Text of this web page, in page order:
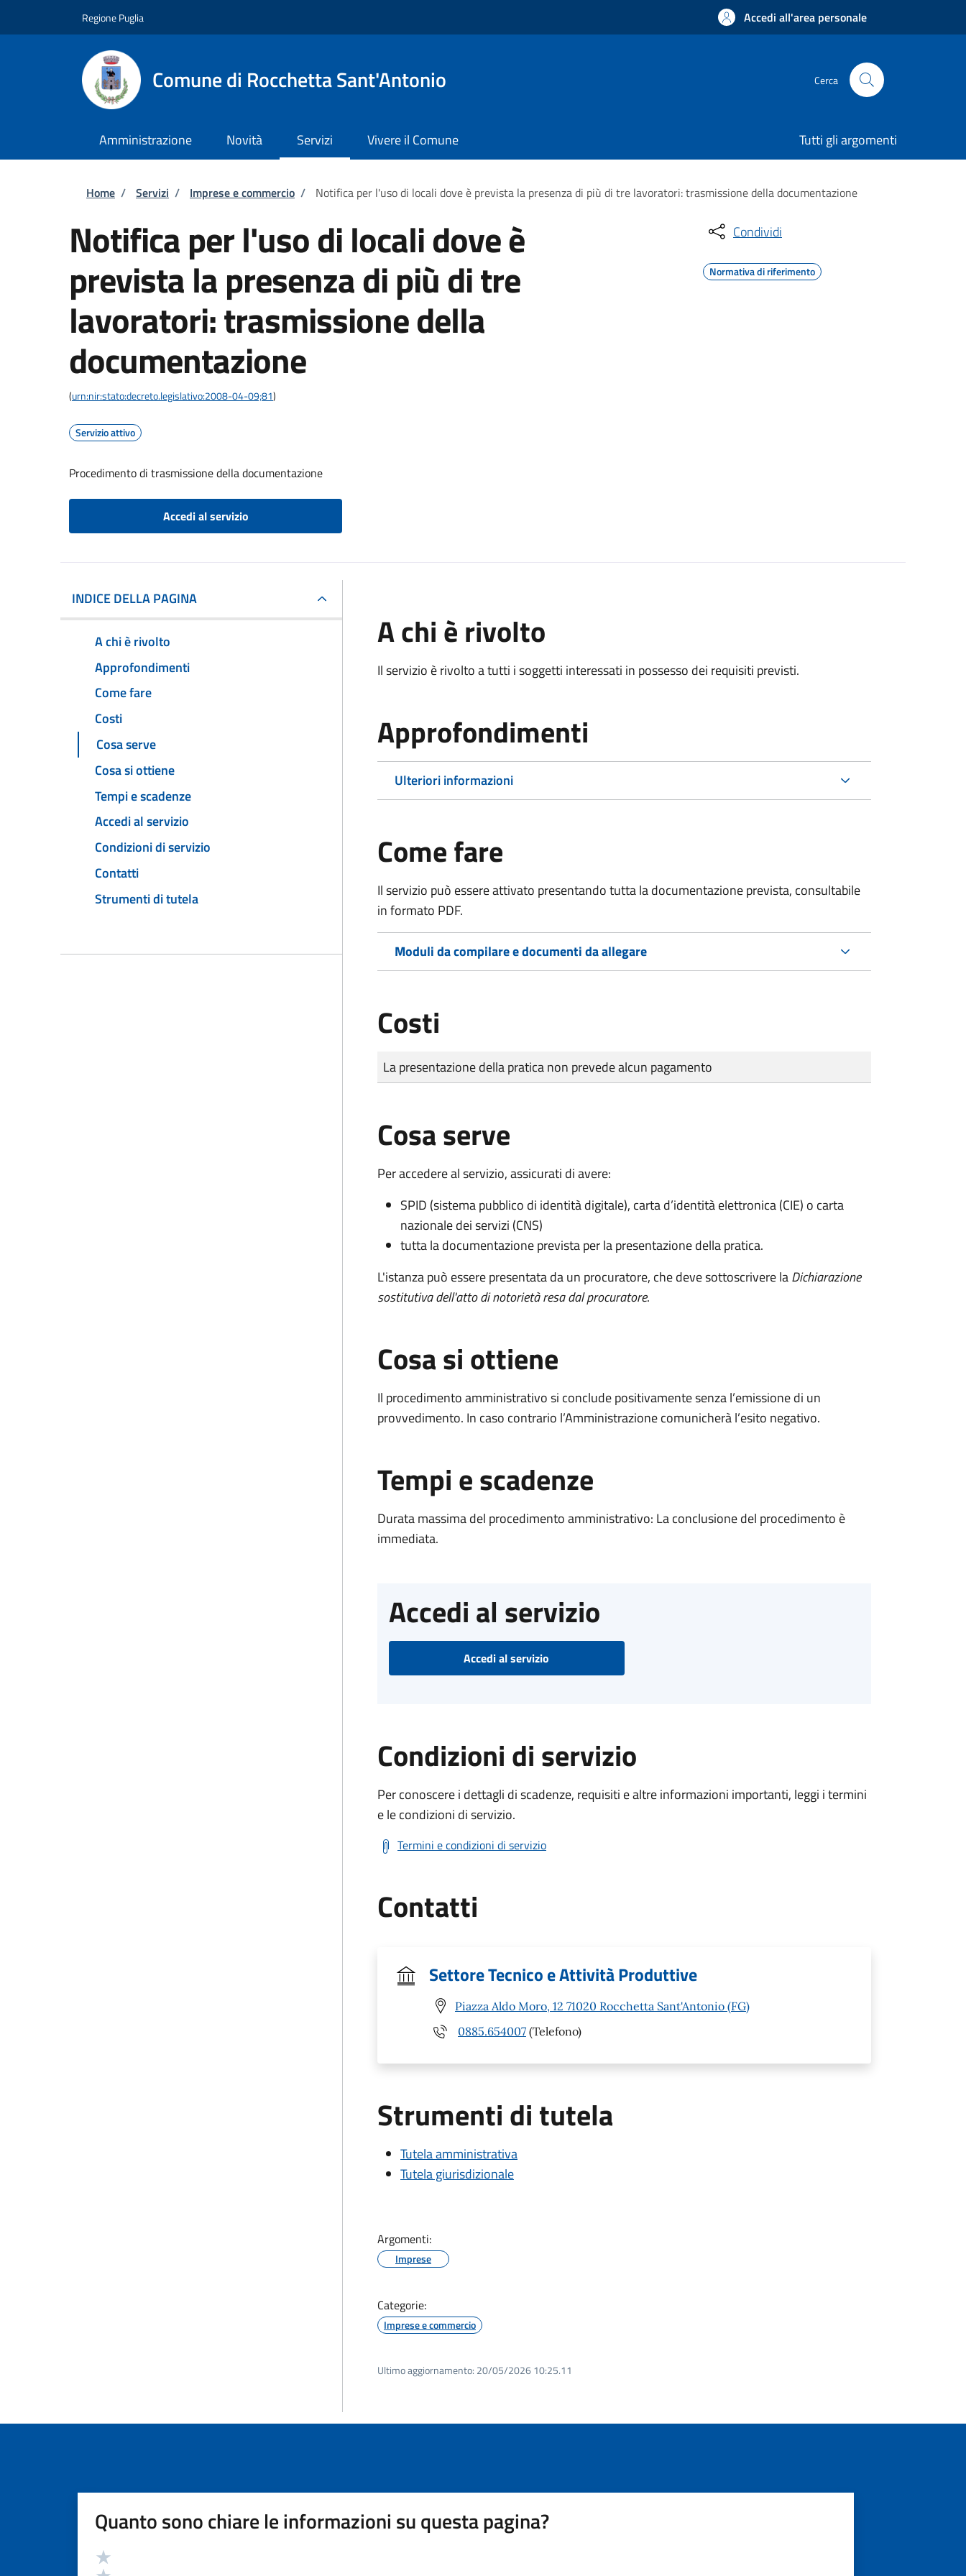
Regione Puglia Accedi all'area personale
Comune di Rocchetta Sant'Antonio Cerca
Amministrazione Novità Servizi Vivere il Comune Tutti gli argomenti
Briciole di pane
Home / Servizi / Imprese e commercio / Notifica per l'uso di locali dove è prevista la presenza di più di tre lavoratori: trasmissione della documentazione
Notifica per l'uso di locali dove è
prevista la presenza di più di tre
lavoratori: trasmissione della
documentazione
(urn:nir:stato:decreto.legislativo:2008-04-09;81)
Servizio attivo
Procedimento di trasmissione della documentazione
Accedi al servizio
Condividi
Normativa di riferimento
INDICE DELLA PAGINA
A chi è rivolto
Approfondimenti
Come fare
Costi
Cosa serve
Cosa si ottiene
Tempi e scadenze
Accedi al servizio
Condizioni di servizio
Contatti
Strumenti di tutela
A chi è rivolto
Il servizio è rivolto a tutti i soggetti interessati in possesso dei requisiti previsti.
Approfondimenti
Ulteriori informazioni
Come fare
Il servizio può essere attivato presentando tutta la documentazione prevista, consultabile
in formato PDF.
Moduli da compilare e documenti da allegare
Costi
Tipo di pagamento
Importo
La presentazione della pratica non prevede alcun pagamento
Cosa serve
Per accedere al servizio, assicurati di avere:
SPID (sistema pubblico di identità digitale), carta d’identità elettronica (CIE) o carta
nazionale dei servizi (CNS)
tutta la documentazione prevista per la presentazione della pratica.
L'istanza può essere presentata da un procuratore, che deve sottoscrivere laDichiarazione
sostitutiva dell'atto di notorietà resa dal procuratore.
Cosa si ottiene
Il procedimento amministrativo si conclude positivamente senza l’emissione di un
provvedimento. In caso contrario l’Amministrazione comunicherà l’esito negativo.
Tempi e scadenze
Durata massima del procedimento amministrativo: La conclusione del procedimento è
immediata.
Accedi al servizio
Accedi al servizio
Condizioni di servizio
Per conoscere i dettagli di scadenze, requisiti e altre informazioni importanti, leggi i termini
e le condizioni di servizio.
Termini e condizioni di servizio
Contatti
Settore Tecnico e Attività Produttive
Piazza Aldo Moro, 12 71020 Rocchetta Sant'Antonio (FG)
0885.654007 (Telefono)
Strumenti di tutela
Tutela amministrativa
Tutela giurisdizionale
Argomenti:
Imprese
Categorie:
Imprese e commercio
Ultimo aggiornamento: 20/05/2026 10:25.11
Quanto sono chiare le informazioni su questa pagina?
Valutazione